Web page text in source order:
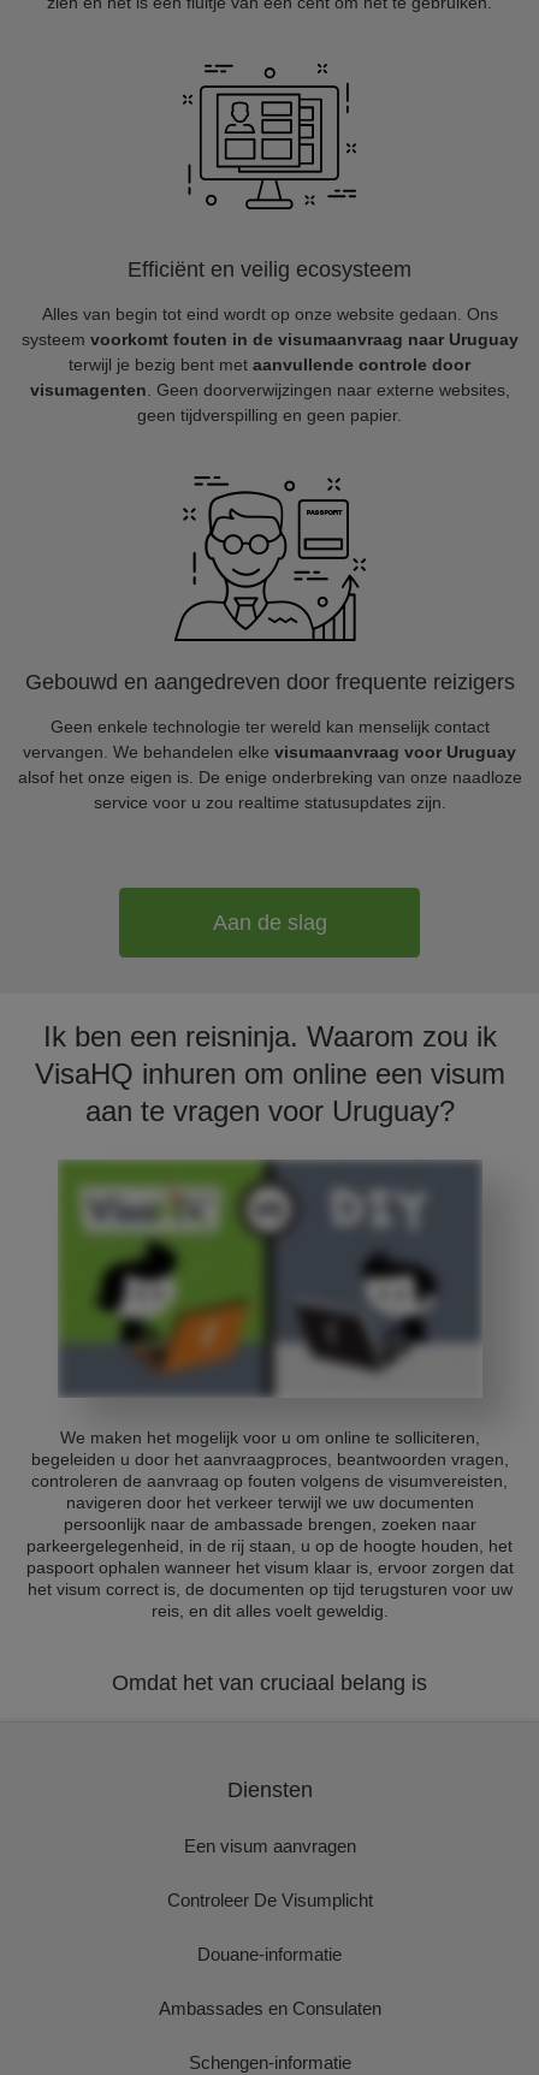
Efficiënt en veilig ecosysteem
Alles van begin tot eind wordt op onze website gedaan. Ons
systeem voorkomt fouten in de visumaanvraag naar Uruguay
terwijl je bezig bent met aanvullende controle door
visumagenten . Geen doorverwijzingen naar externe websites,
geen tijdverspilling en geen papier.
Gebouwd en aangedreven door frequente reizigers
Geen enkele technologie ter wereld kan menselijk contact
vervangen. We behandelen elke visumaanvraag voor Uruguay
alsof het onze eigen is. De enige onderbreking van onze naadloze
service voor u zou realtime statusupdates zijn.
Aan de slag
Ik ben een reisninja. Waarom zou ik
VisaHQ inhuren om online een visum
aan te vragen voor Uruguay?
We maken het mogelijk voor u om online te solliciteren,
begeleiden u door het aanvraagproces, beantwoorden vragen,
controleren de aanvraag op fouten volgens de visumvereisten,
navigeren door het verkeer terwijl we uw documenten
persoonlijk naar de ambassade brengen, zoeken naar
parkeergelegenheid, in de rij staan, u op de hoogte houden, het
paspoort ophalen wanneer het visum klaar is, ervoor zorgen dat
het visum correct is, de documenten op tijd terugsturen voor uw
reis, en dit alles voelt geweldig.
Omdat het van cruciaal belang is
Diensten
Een visum aanvragen
Controleer De Visumplicht
Douane-informatie
Ambassades en Consulaten
Schengen-informatie